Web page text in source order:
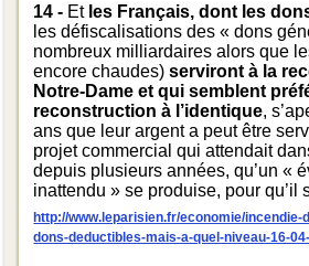
14 - Et les Français, dont les
les défiscalisations des « dons
nombreux milliardaires alors que
encore chaudes)serviront à la
Notre-Dame et qui semblent
reconstruction à l’identique,
ans que leur argent a peut être
projet commercial qui attendait
depuis plusieurs années, qu’un «
inattendu » se produise, pour qu’il
http://www.leparisien.fr/economie/incendie-
dons-deductibles-mais-a-quel-niveau-16-